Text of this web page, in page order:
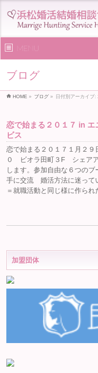
MENU
ブログ
HOME » ブログ » 日付別アーカイブ:
恋で始まる２０１７ in
ビス
恋で始まる２０１７１月２９
０ ビオラ田町３F シェア
します。参加自由な６つの
手に交流 婚活方法に迷って
＝就職活動と同じ様に作られ
加盟団体